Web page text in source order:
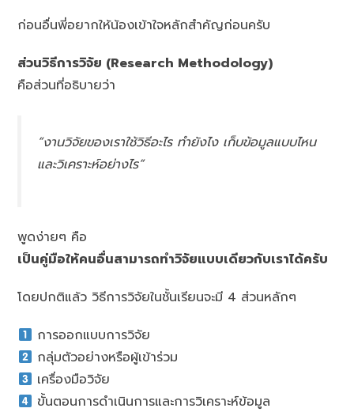
ก่อนอื่นพี่อยากให้น้องเข้าใจหลักสำคัญก่อนครับ
ส่วนวิธีการวิจัย (Research Methodology)
คือส่วนที่อธิบายว่า
“งานวิจัยของเราใช้วิธีอะไร ทำยังไง เก็บข้อมูลแบบไหน
และวิเคราะห์อย่างไร”
พูดง่ายๆ คือ
เป็นคู่มือให้คนอื่นสามารถทำวิจัยแบบเดียวกับเราได้ครับ
โดยปกติแล้ว วิธีการวิจัยในชั้นเรียนจะมี 4 ส่วนหลักๆ
การออกแบบการวิจัย
กลุ่มตัวอย่างหรือผู้เข้าร่วม
เครื่องมือวิจัย
ขั้นตอนการดำเนินการและการวิเคราะห์ข้อมูล